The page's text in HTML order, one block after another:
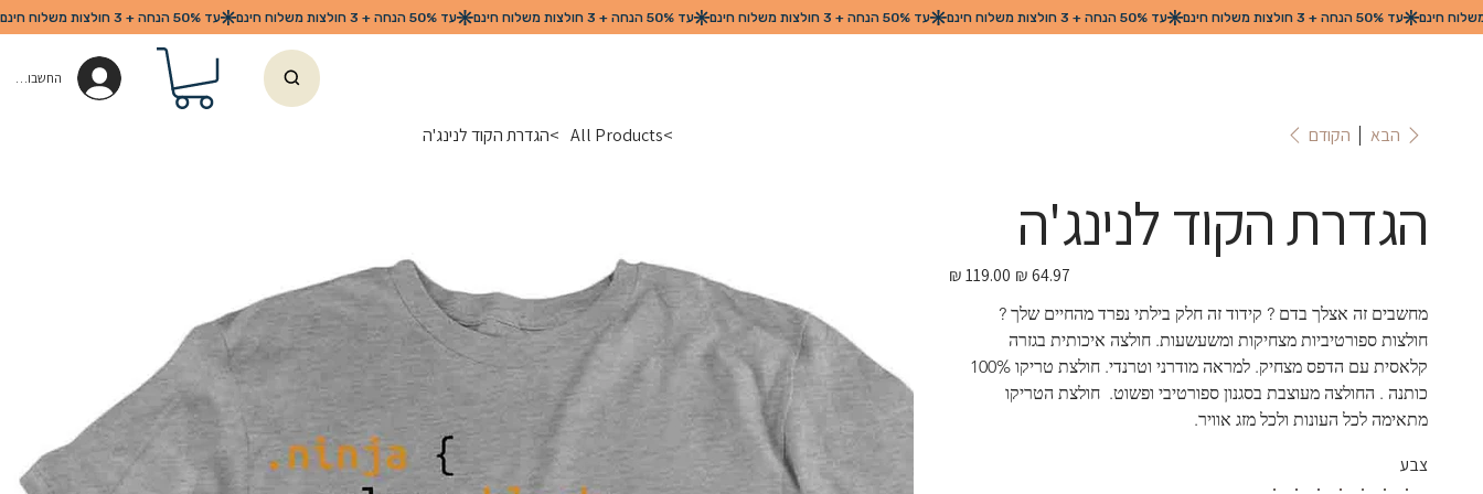
החשבון שלי
>
All Products
>הגדרת הקוד לנינג'ה הקודם הבא
הגדרת הקוד לנינג'ה
מחיר
מקורי
מחיר
מבצע
מחשבים זה אצלך בדם ? קידוד זה חלק בילתי נפרד מהחיים שלך ?
חולצות ספורטיביות מצחיקות ומשעשעות. חולצה איכותית בגזרה
כותנה . החולצה מעוצבת בסגנון ספורטיבי ופשוט.  חולצת הטריקו
מתאימה לכל העונות ולכל מזג אוויר.
צבע